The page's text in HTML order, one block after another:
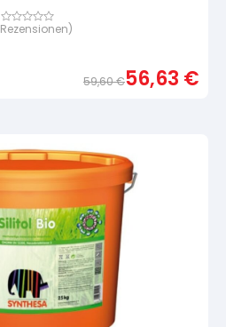
Bewertet
Rezensionen)
59,60€56,63 €